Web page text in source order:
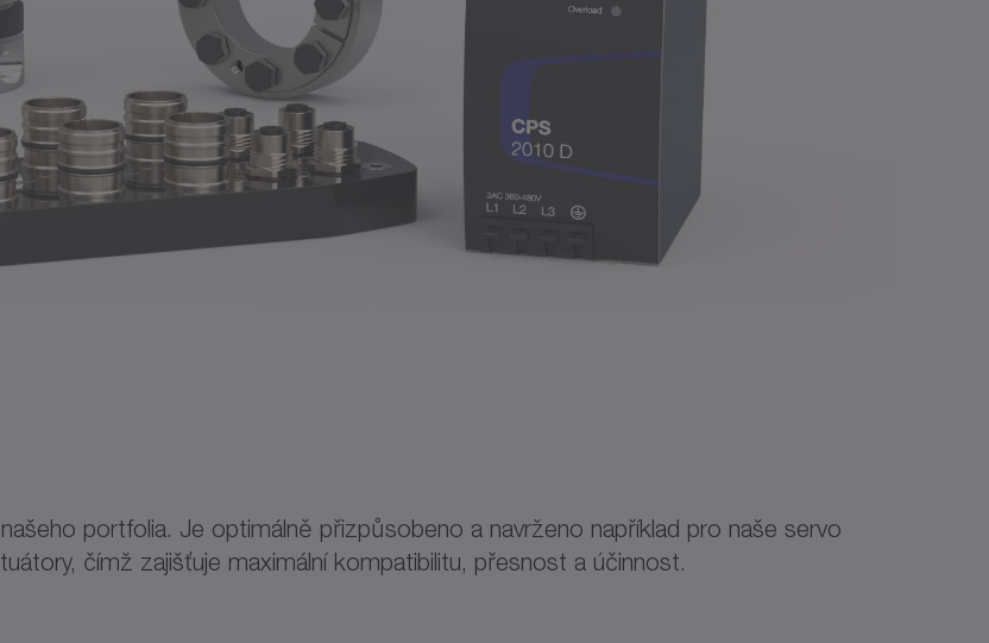
portfolia. Je optimálně přizpůsobeno a navrženo například pro naše servo
čímž zajišťuje maximální kompatibilitu, přesnost a účinnost.